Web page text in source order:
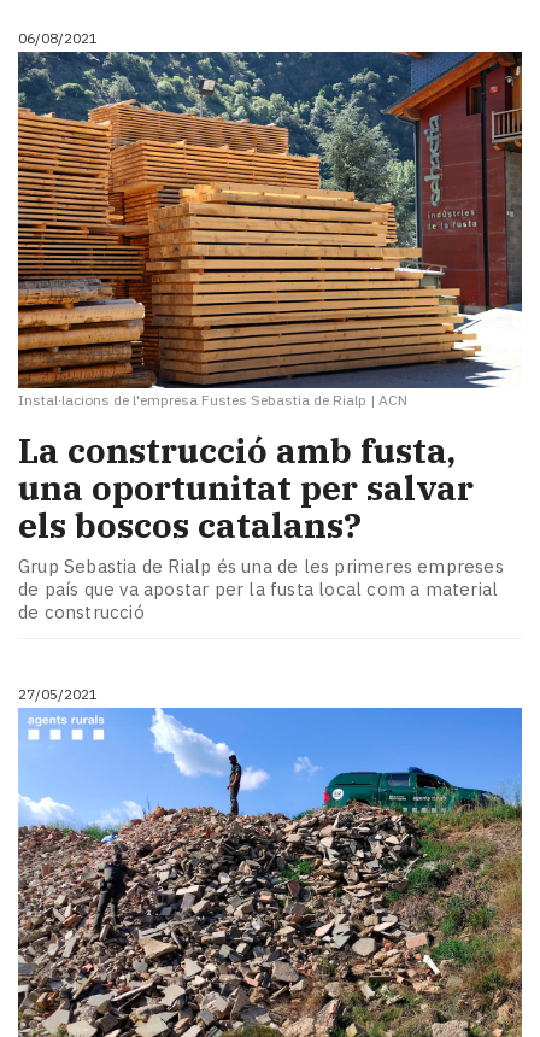
06/08/2021
Instal·lacions de l'empresa Fustes Sebastia de Rialp | ACN
La construcció amb fusta,
una oportunitat per salvar
els boscos catalans?
Grup Sebastia de Rialp és una de les primeres empreses
de país que va apostar per la fusta local com a material
de construcció
27/05/2021